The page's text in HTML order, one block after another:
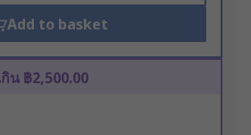
Add to basket
น ฿2,500.00